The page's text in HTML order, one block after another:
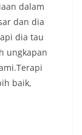
dalam
dan dia
dia tau
ungkapan
baik,